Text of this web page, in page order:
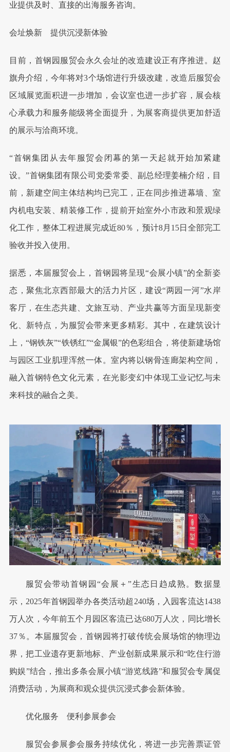
业提供及时、直接的出海服务咨询。
会址焕新 提供沉浸新体验
目前，首钢园服贸会永久会址的改造建设正有序推进。赵
旗舟介绍，今年将对3个场馆进行升级改建，改造后服贸会
区域展览面积进一步增加，会议室也进一步扩容，展会核
心承载力和服务能级将全面提升，为展客商提供更加舒适
的展示与洽商环境。
“首钢集团从去年服贸会闭幕的第一天起就开始加紧建
设。”首钢集团有限公司党委常委、副总经理姜楠介绍，目
前，新建空间主体结构均已完工，正在同步推进幕墙、室
内机电安装、精装修工作，提前开始室外小市政和景观绿
化工作，整体工程进展完成近80％，预计8月15日全部完工
验收并投入使用。
据悉，本届服贸会上，首钢园将呈现“会展小镇”的全新姿
态，聚焦北京西部最大的活力片区，建设“两园一河”水岸
客厅，在生态共建、文旅互动、产业共赢等方面呈现新变
化、新特点，为服贸会带来更多精彩。其中，在建筑设计
上，“钢铁灰”“铁锈红”“金属银”的色彩组合，将使新建场馆
与园区工业肌理浑然一体。室内将以钢骨连廊架构空间，
融入首钢特色文化元素，在光影变幻中体现工业记忆与未
来科技的融合之美。
服贸会带动首钢园“会展＋”生态日趋成熟。数据显
示，2025年首钢园举办各类活动超240场，入园客流达1438
万人次，今年前五个月园区客流已达680万人次，同比增长
37％。本届服贸会，首钢园将打破传统会展场馆的物理边
界，把工业遗存更新地标、产业创新成果展示和“吃住行游
购娱”结合，推出多条会展小镇“游览线路”和服贸会专属促
消费活动，为展商和观众提供沉浸式参会新体验。
优化服务 便利参展参会
服贸会参展参会服务持续优化，将进一步完善票证管